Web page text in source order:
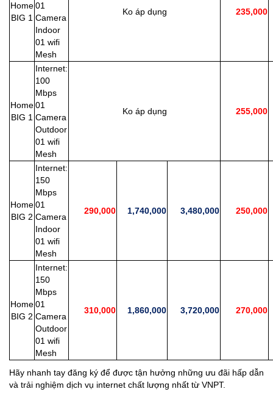
Home
BIG 1
01
Camera
Indoor
01 wifi
Mesh
Ko áp dụng 235,000
Home
BIG 1
Internet:
100
Mbps
01
Camera
Outdoor
01 wifi
Mesh
Ko áp dụng 255,000
Home
BIG 2
Internet:
150
Mbps
01
Camera
Indoor
01 wifi
Mesh
290,000 1,740,000 3,480,000 250,000
Home
BIG 2
Internet:
150
Mbps
01
Camera
Outdoor
01 wifi
Mesh
310,000 1,860,000 3,720,000 270,000
Hãy nhanh tay đăng ký để được tận hưởng những ưu đãi hấp dẫn
và trải nghiệm dịch vụ internet chất lượng nhất từ VNPT.